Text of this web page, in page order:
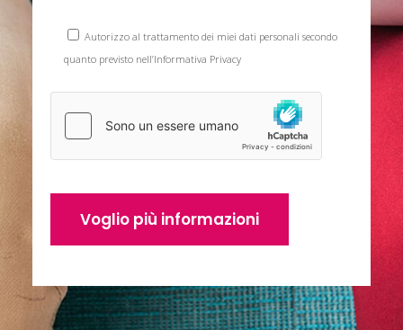
Autorizzo al trattamento dei miei dati personali secondo
quanto previsto nell’Informativa Privacy